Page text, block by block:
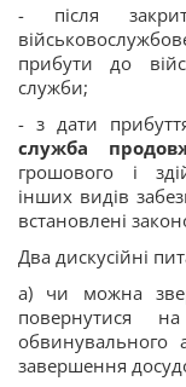
- після
прибути до
служби;
- з дати
служба
грошового і
інших видів
встановлені
Два дискусійні
а) чи можна
повернутися
завершення